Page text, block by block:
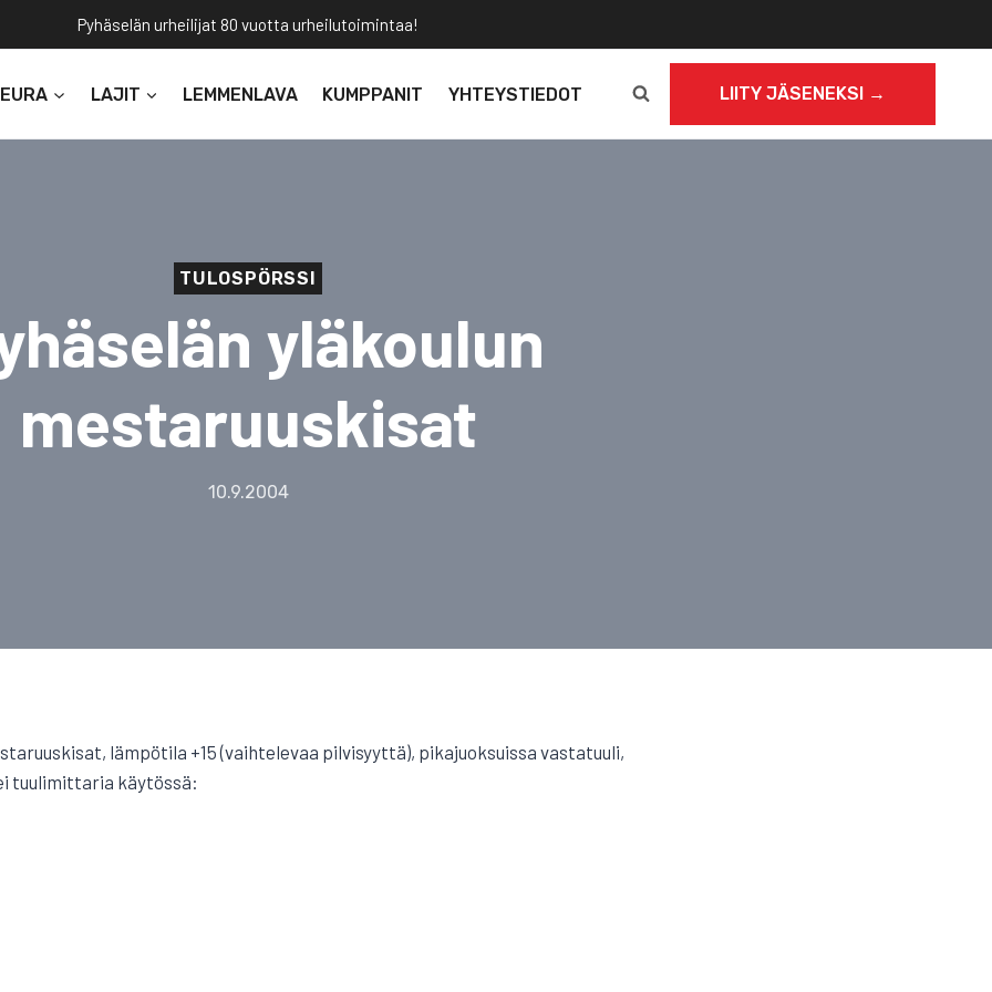
Pyhäselän urheilijat 80 vuotta urheilutoimintaa!
LAJIT LEMMENLAVA KUMPPANIT YHTEYSTIEDOT LIITY JÄSENEKSI →
TULOSPÖRSSI
yläkoulun
mestaruuskisat
10.9.2004
lämpötila +15 (vaihtelevaa pilvisyyttä), pikajuoksuissa vastatuuli,
tuulimittaria käytössä: